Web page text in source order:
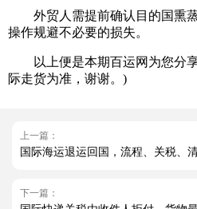
外贸人需提前确认目的国熏蒸
操作规避不必要的损失。
以上便是本期百运网为您分享
际走货为准，谢谢。)
上一篇：
国际海运退运回国，流程、关税、
下一篇：